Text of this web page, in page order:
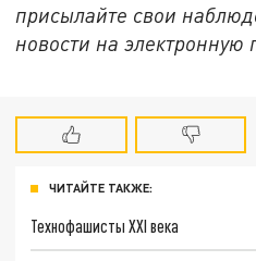
присылайте свои
новости на электронную
ЧИТАЙТЕ ТАКЖЕ:
Технофашисты XXI века